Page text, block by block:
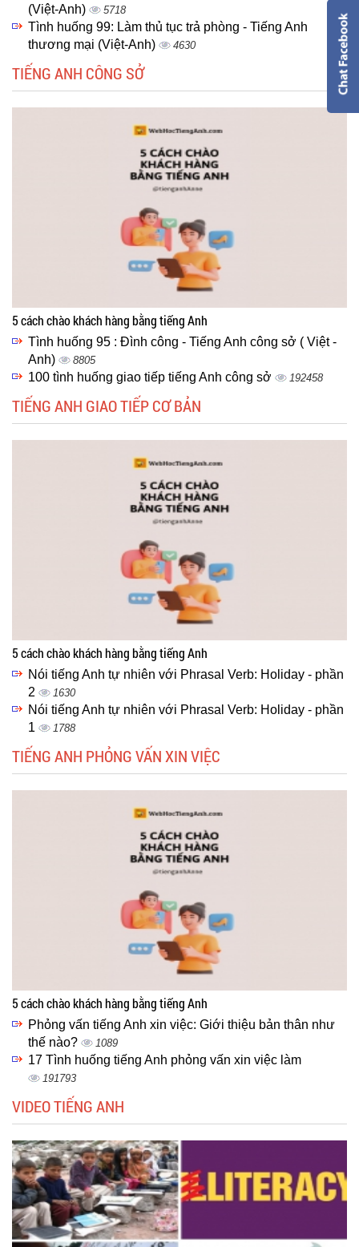
(Việt-Anh) 5718
Tình huống 99: Làm thủ tục trả phòng - Tiếng Anh
thương mại (Việt-Anh)
4630
TIẾNG ANH CÔNG SỞ
5 cách chào khách hàng bằng tiếng Anh
Tình huống 95 : Đình công - Tiếng Anh công sở ( Việt -
Anh)
8805
100 tình huống giao tiếp tiếng Anh công sở 192458
TIẾNG ANH GIAO TIẾP CƠ BẢN
5 cách chào khách hàng bằng tiếng Anh
Nói tiếng Anh tự nhiên với Phrasal Verb: Holiday - phần
2
1630
Nói tiếng Anh tự nhiên với Phrasal Verb: Holiday - phần
1
1788
TIẾNG ANH PHỎNG VẤN XIN VIỆC
5 cách chào khách hàng bằng tiếng Anh
Phỏng vấn tiếng Anh xin việc: Giới thiệu bản thân như
thế nào?
1089
17 Tình huống tiếng Anh phỏng vấn xin việc làm
191793
VIDEO TIẾNG ANH